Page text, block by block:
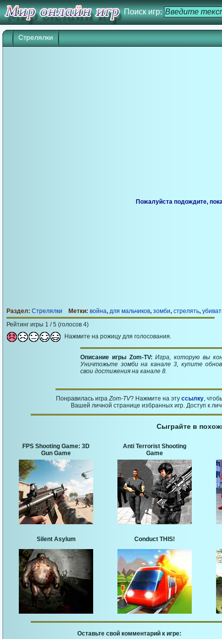
Поиск игр:
Стрелялки
Пожалуйста подождите,
Раздел: Стрелялки Метки: война, для мальчиков, зомби, стрелять,
Рейтинг игры 1 / 5 (голосов 4)
Нажмите на рожицу для голосования.
Описание игры Zom-TV:Игра, которую вы
Уничтожьте зомби на канале 3, купите
свои достижения на канале 8.
Понравилась играZom-TV? Нажмите на эту ссылку,
Вашей личной странице избранных игр. Доступ к
Сыграйте в
FPS Shooting Game: 3D
Gun Game
Anti Terrorist Shooting
Game
Silent Asylum Conduct THIS!
Оставьте свой комментарий к игре: